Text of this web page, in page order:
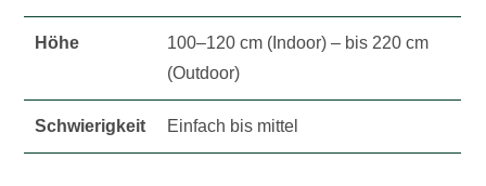
Höhe
100–120 cm (Indoor) – bis 220 cm
(Outdoor)
Schwierigkeit Einfach bis mittel